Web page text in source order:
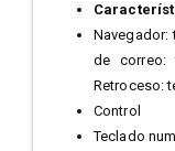
Navegador:
de correo:
Retroceso:
Control
Teclado